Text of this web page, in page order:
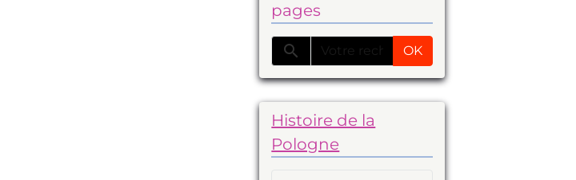
pages
OK
Histoire de la
Pologne